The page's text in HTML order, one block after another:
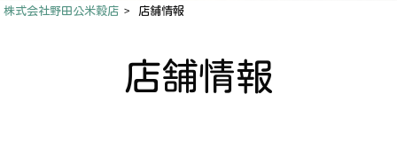
株式会社野田公米穀店 > 店舗情報
店舗情報